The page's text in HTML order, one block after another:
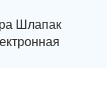
Шлапак